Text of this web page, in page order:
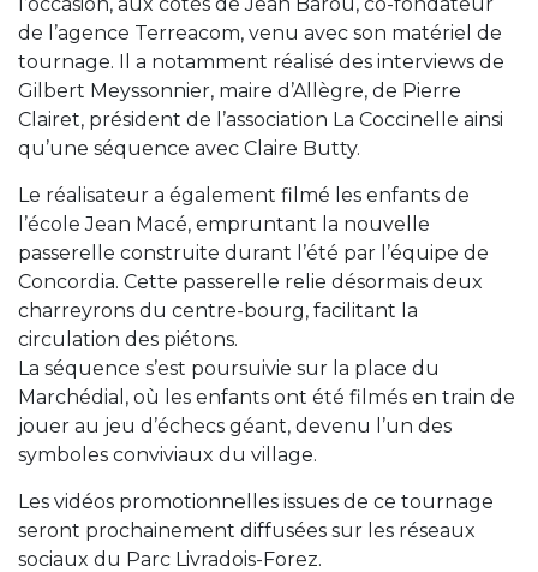
de l’agence Terreacom, venu avec son matériel de
tournage. Il a notamment réalisé des interviews de
Gilbert Meyssonnier, maire d’Allègre, de Pierre
Clairet, président de l’association La Coccinelle ainsi
qu’une séquence avec Claire Butty.
Le réalisateur a également filmé les enfants de
l’école Jean Macé, empruntant la nouvelle
passerelle construite durant l’été par l’équipe de
Concordia. Cette passerelle relie désormais deux
charreyrons du centre-bourg, facilitant la
circulation des piétons.
La séquence s’est poursuivie sur la place du
Marchédial, où les enfants ont été filmés en train de
jouer au jeu d’échecs géant, devenu l’un des
symboles conviviaux du village.
Les vidéos promotionnelles issues de ce tournage
seront prochainement diffusées sur les réseaux
sociaux du Parc Livradois-Forez.